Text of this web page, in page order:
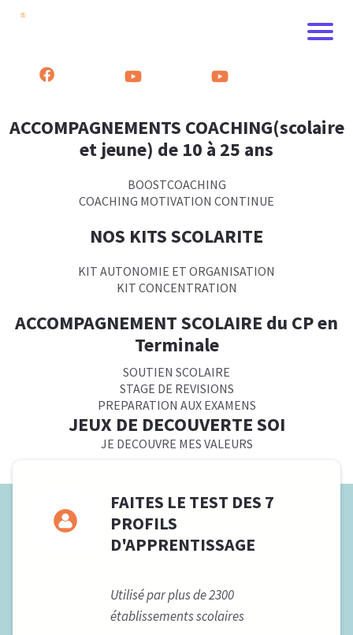
ACCOMPAGNEMENTS COACHING(scolaire
et jeune) de 10 à 25 ans
BOOSTCOACHING
COACHING MOTIVATION CONTINUE
NOS KITS SCOLARITE
KIT AUTONOMIE ET ORGANISATION
KIT CONCENTRATION
ACCOMPAGNEMENT SCOLAIRE du CP en
Terminale
SOUTIEN SCOLAIRE
STAGE DE REVISIONS
PREPARATION AUX EXAMENS
JEUX DE DECOUVERTE SOI
JE DECOUVRE MES VALEURS
FAITES LE TEST DES 7
PROFILS
D'APPRENTISSAGE
Utilisé par plus de 2300
établissements scolaires